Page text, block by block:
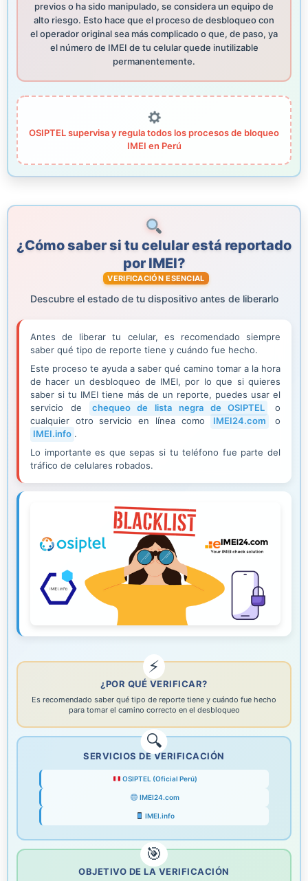
previos o ha sido manipulado, se considera un equipo de
alto riesgo. Esto hace que el proceso de desbloqueo con
el operador original sea más complicado o que, de paso, ya
el número de IMEI de tu celular quede inutilizable
permanentemente.
OSIPTEL supervisa y regula todos los procesos de bloqueo
IMEI en Perú
¿Cómo saber si tu celular está reportado
por IMEI?
VERIFICACIÓN ESENCIAL
Descubre el estado de tu dispositivo antes de liberarlo
Antes de liberar tu celular, es recomendado siempre
saber qué tipo de reporte tiene y cuándo fue hecho.
Este proceso te ayuda a saber qué camino tomar a la hora
de hacer un desbloqueo de IMEI, por lo que si quieres
saber si tu IMEI tiene más de un reporte, puedes usar el
servicio de
chequeo de lista negra de OSIPTEL
o
cualquier otro servicio en línea como
IMEI24.com
o
IMEI.info .
Lo importante es que sepas si tu teléfono fue parte del
tráfico de celulares robados.
¿POR QUÉ VERIFICAR?
Es recomendado saber qué tipo de reporte tiene y cuándo fue hecho
para tomar el camino correcto en el desbloqueo
SERVICIOS DE VERIFICACIÓN
OSIPTEL (Oficial Perú)
IMEI24.com
IMEI.info
OBJETIVO DE LA VERIFICACIÓN